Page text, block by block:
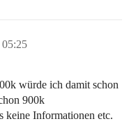
würde ich damit schon
900k
keine Informationen etc.